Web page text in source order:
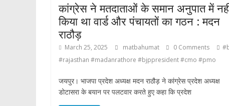
कांग्रेस ने मतदाताओं के समान अनुपात में
किया था वार्ड और पंचायतों का गठन : मदन
राठौड़
March 25, 2025 matbahumat 0 Comments
#rajasthan #madanrathore #bjppresident #cmo #pmo
जयपुर। भाजपा प्रदेश अध्यक्ष मदन राठौड़ ने कांग्रेस प्रदेश अध्यक्ष
डोटासरा के बयान पर पलटवार करते हुए कहा कि प्रदेश